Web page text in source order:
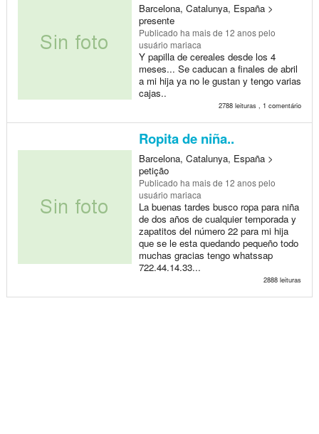
Barcelona, Catalunya, España >
presente
Publicado ha mais de 12 anospelo
usuário mariaca
Y papilla de cereales desde los 4
meses... Se caducan a finales de abril
a mi hija ya no le gustan y tengo varias
cajas..
2788 leituras , 1 comentário
Ropita de niña..
Barcelona, Catalunya, España >
petição
Publicado ha mais de 12 anospelo
usuário mariaca
La buenas tardes busco ropa para niña
de dos años de cualquier temporada y
zapatitos del número 22 para mi hija
que se le esta quedando pequeño todo
muchas gracias tengo whatssap
722.44.14.33...
2888 leituras